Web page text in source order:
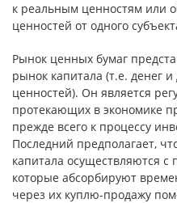
к реальным ценностям или
ценностей от одного
Рынок ценных бумаг
рынок капитала (т.е. денег
ценностей). Он является
протекающих в экономике
прежде всего к процессу
Последний предполагает,
капитала осуществляются
которые абсорбируют
через их куплю-продажу